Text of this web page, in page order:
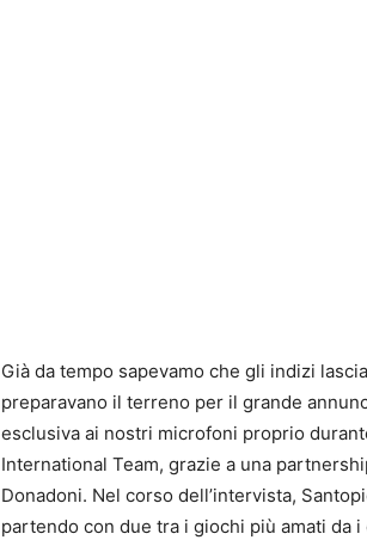
Già da tempo sapevamo che gli indizi
preparavano il terreno per il grande
esclusiva ai nostri microfoni proprio
International Team, grazie a una
Donadoni. Nel corso dell’intervista,
partendo con due tra i giochi più amati da